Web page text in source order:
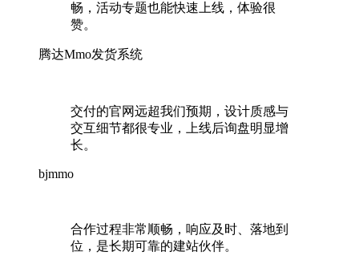
畅，活动专题也能快速上线，体验很
赞。
腾达Mmo发货系统
交付的官网远超我们预期，设计质感与
交互细节都很专业，上线后询盘明显增
长。
bjmmo
合作过程非常顺畅，响应及时、落地到
位，是长期可靠的建站伙伴。